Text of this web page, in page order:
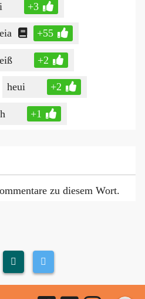
+3
+55
+2
heui +2
+1
zu diesem Wort.